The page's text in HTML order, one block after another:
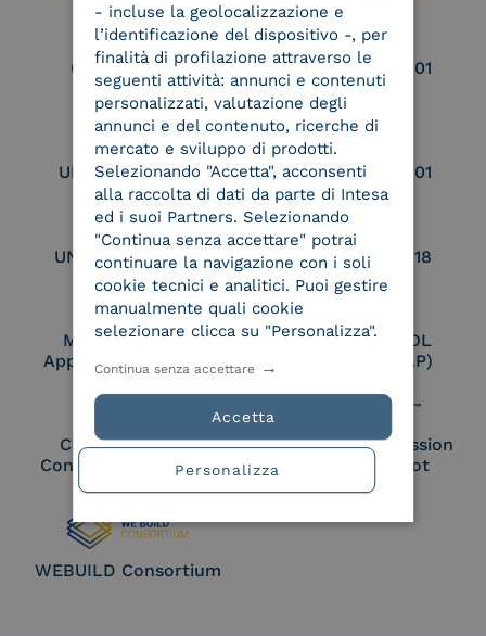
Conservatore
qualificato
UNI EN ISO 37001
UNI EN ISO 9001 UNI EN ISO 27001
UNI EN ISO 27017 UNI EN ISO 27018
Membro Adobe
Approved Trust List
Certified PEPPOL
Access Point (AP)
Cloud Signature
Consortium Member
European Commission
Large Scale Pilot
Member
WEBUILD Consortium
- incluse la geolocalizzazione e
l’identificazione del dispositivo -, per
finalità di profilazione attraverso le
seguenti attività: annunci e contenuti
personalizzati, valutazione degli
annunci e del contenuto, ricerche di
mercato e sviluppo di prodotti.
Selezionando "Accetta", acconsenti
alla raccolta di dati da parte di Intesa
ed i suoi Partners. Selezionando
"Continua senza accettare" potrai
continuare la navigazione con i soli
cookie tecnici e analitici. Puoi gestire
manualmente quali cookie
selezionare clicca su "Personalizza".
Accetta
Continua senza accettare
Personalizza